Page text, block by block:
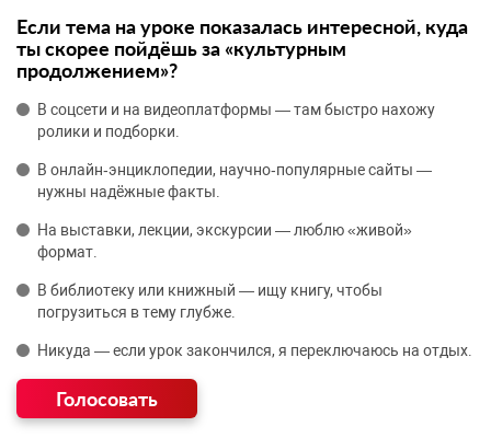
Если тема на уроке показалась интересной, куда
ты скорее пойдёшь за «культурным
продолжением»?
В соцсети и на видеоплатформы — там быстро нахожу
ролики и подборки.
В онлайн‑энциклопедии, научно‑популярные сайты —
нужны надёжные факты.
На выставки, лекции, экскурсии — люблю «живой»
формат.
В библиотеку или книжный — ищу книгу, чтобы
погрузиться в тему глубже.
Никуда — если урок закончился, я переключаюсь на отдых.